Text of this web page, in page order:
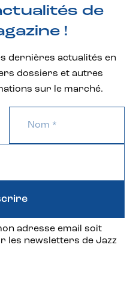
de
!
dernières actualités en
dossiers et autres
sur le marché.
adresse email soit
les newsletters de Jazz